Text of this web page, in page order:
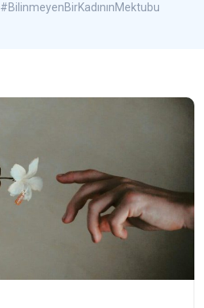
#BilinmeyenBirKadınınMektubu